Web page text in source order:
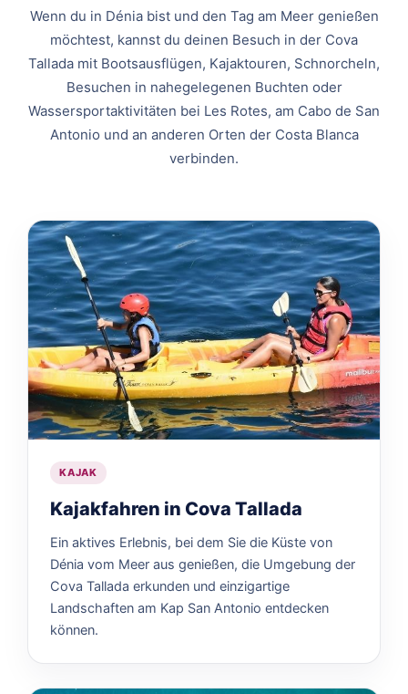
Wenn du in Dénia bist und den Tag am Meer genießen
möchtest, kannst du deinen Besuch in der Cova
Tallada mit Bootsausflügen, Kajaktouren, Schnorcheln,
Besuchen in nahegelegenen Buchten oder
Wassersportaktivitäten bei Les Rotes, am Cabo de San
Antonio und an anderen Orten der Costa Blanca
verbinden.
KAJAK
Kajakfahren in Cova Tallada
Ein aktives Erlebnis, bei dem Sie die Küste von
Dénia vom Meer aus genießen, die Umgebung der
Cova Tallada erkunden und einzigartige
Landschaften am Kap San Antonio entdecken
können.